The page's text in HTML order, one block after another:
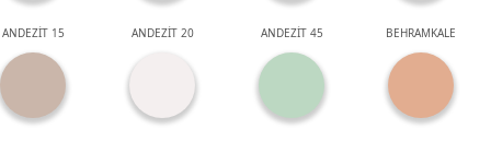
ANDEZİT 15 ANDEZİT 20 ANDEZİT 45 BEHRAMKALE